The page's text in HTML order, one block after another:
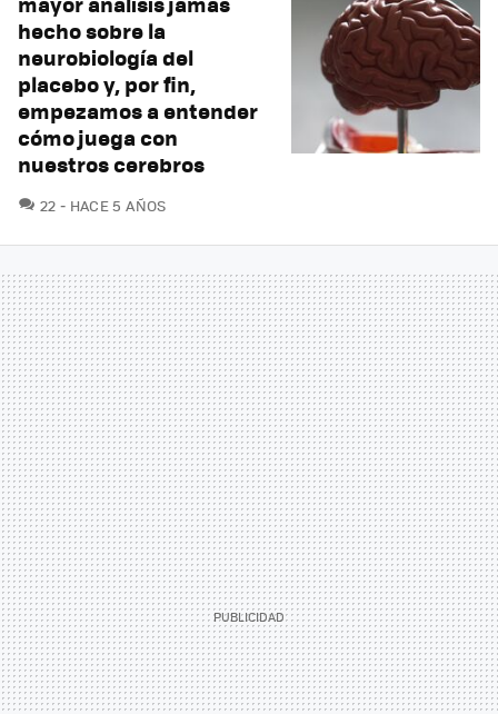
hecho sobre la
neurobiología del
placebo y, por fin,
empezamos a entender
cómo juega con
nuestros cerebros
22 COMENTARIOS
HACE 5 AÑOS